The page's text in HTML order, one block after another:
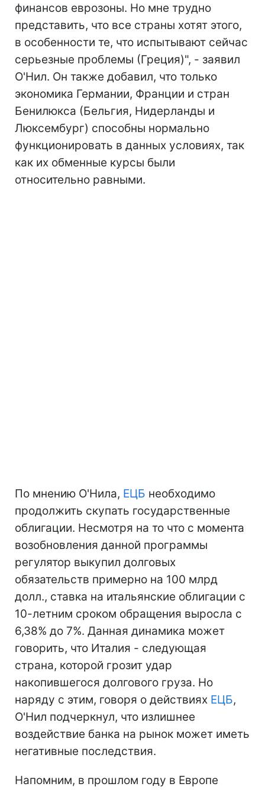
финансов еврозоны. Но мне трудно
представить, что все страны хотят этого,
в особенности те, что испытывают сейчас
серьезные проблемы (Греция)", - заявил
О'Нил. Он также добавил, что только
экономика Германии, Франции и стран
Бенилюкса (Бельгия, Нидерланды и
Люксембург) способны нормально
функционировать в данных условиях, так
как их обменные курсы были
относительно равными.
По мнению О'Нила, ЕЦБ необходимо
продолжить скупать государственные
облигации. Несмотря на то что с момента
возобновления данной программы
регулятор выкупил долговых
обязательств примерно на 100 млрд
долл., ставка на итальянские облигации с
10-летним сроком обращения выросла с
6,38% до 7%. Данная динамика может
говорить, что Италия - следующая
страна, которой грозит удар
накопившегося долгового груза. Но
наряду с этим, говоря о действиях ЕЦБ,
О'Нил подчеркнул, что излишнее
воздействие банка на рынок может иметь
негативные последствия.
Напомним, в прошлом году в Европе